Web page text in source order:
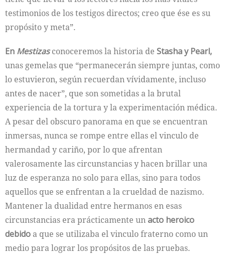
testimonios de los testigos directos; creo que ése es su
propósito y meta”.
En Mestizasconoceremos la historia de Stasha y Pearl,
unas gemelas que “permanecerán siempre juntas, como
lo estuvieron, según recuerdan vívidamente, incluso
antes de nacer”, que son sometidas a la brutal
experiencia de la tortura y la experimentación médica.
A pesar del obscuro panorama en que se encuentran
inmersas, nunca se rompe entre ellas el vinculo de
hermandad y cariño, por lo que afrentan
valerosamente las circunstancias y hacen brillar una
luz de esperanza no solo para ellas, sino para todos
aquellos que se enfrentan a la crueldad de nazismo.
Mantener la dualidad entre hermanos en esas
circunstancias era prácticamente unacto heroico
debido a que se utilizaba el vinculo fraterno como un
medio para lograr los propósitos de las pruebas.